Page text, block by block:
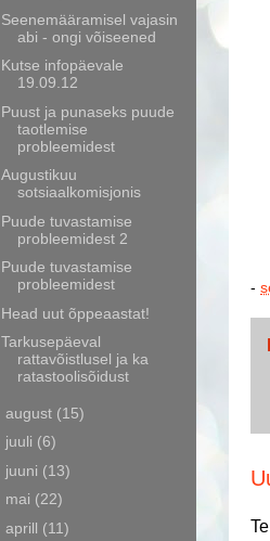
-
Seenemääramisel vajasin
abi - ongi võiseened
Kutse infopäevale
19.09.12
Puust ja punaseks puude
taotlemise
probleemidest
Augustikuu
sotsiaalkomisjonis
Puude tuvastamise
probleemidest 2
Puude tuvastamise
probleemidest
Head uut õppeaastat!
Tarkusepäeval
rattavõistlusel ja ka
ratastoolisõidust
august (15)
juuli (6)
juuni (13)
mai (22)
aprill (11)